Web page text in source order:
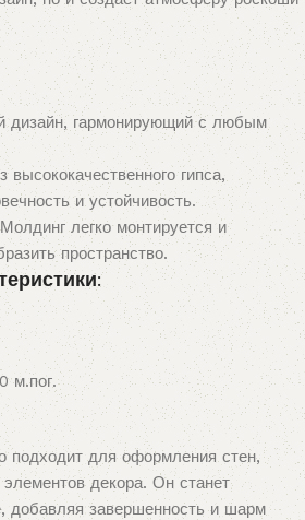
дизайн, гармонирующий с любым
высококачественного гипса,
и устойчивость.
легко монтируется и
пространство.
м.пог.
подходит для оформления стен,
элементов декора. Он станет
добавляя завершенность и шарм